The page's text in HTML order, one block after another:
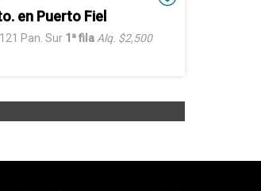
en Puerto Fiel
Pan. Sur 1ª filaAlq. $2,500